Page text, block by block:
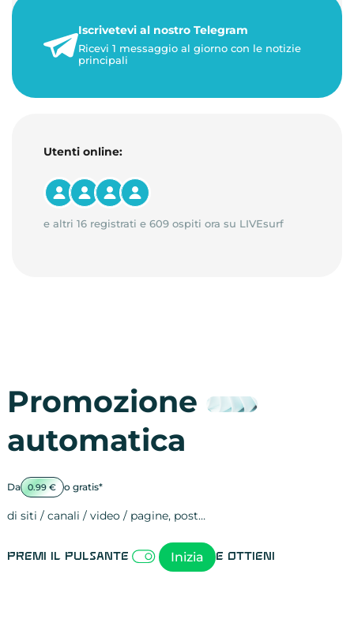
23 maggio 2026
1 minuto di lettura
Iscrivetevi al nostro Telegram
Ricevi 1 messaggio al giorno con le notizie
principali
Utenti online:
e altri 16 registrati e 609 ospiti ora su LIVEsurf
Promozione
automatica
Da 0.99 € o gratis*
di siti / canali / video / pagine, post…
Premi il pulsante Inizia e ottieni